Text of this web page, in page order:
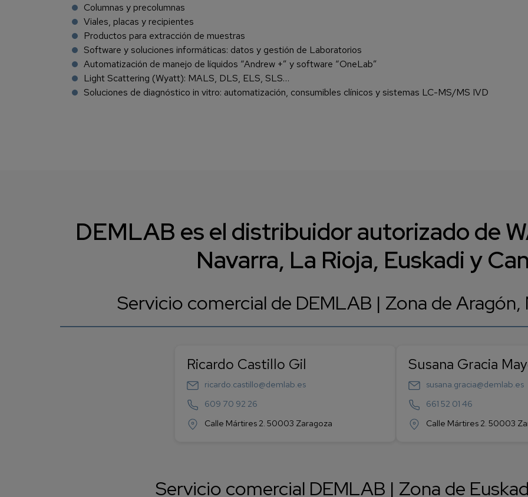
Columnas y precolumnas
Viales, placas y recipientes
Productos para extracción de muestras
Software y soluciones informáticas: datos y gestión de Laboratorios
Automatización de manejo de líquidos “Andrew +” y software “OneLab”
Light Scattering (Wyatt): MALS, DLS, ELS, SLS…
Soluciones de diagnóstico in vitro: automatización, consumibles clínicos y sistemas LC-MS/MS IVD
DEMLAB es el distribuidor autorizado de
Navarra, La Rioja, Euskadi y
Servicio comercial de DEMLAB | Zona de Aragón,
Ricardo Castillo Gil
ricardo.castillo@demlab.es
609 70 92 26
Calle Mártires 2. 50003 Zaragoza
Susana Gracia
susana.gracia@demlab.es
661 52 01 46
Calle Mártires 2. 50003
Servicio comercial DEMLAB | Zona de